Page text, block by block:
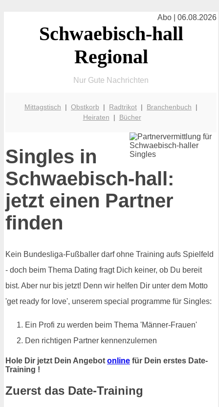
Abo | 06.08.2026
Schwaebisch-hall
Regional
Nur Gute Nachrichten
Mittagstisch | Obstkorb | Radtrikot | Branchenbuch |
Heiraten | Bücher
Singles in
Schwaebisch-hall:
jetzt einen Partner
finden
Kein Bundesliga-Fußballer darf ohne Training aufs Spielfeld
- doch beim Thema Dating fragt Dich keiner, ob Du bereit
bist. Aber nur bis jetzt! Denn wir helfen Dir unter dem Motto
'get ready for love', unserem special programme für Singles:
Ein Profi zu werden beim Thema 'Männer-Frauen'
Den richtigen Partner kennenzulernen
Hole Dir jetzt Dein Angebot online für Dein erstes Date-
Training !
Zuerst das Date-Training